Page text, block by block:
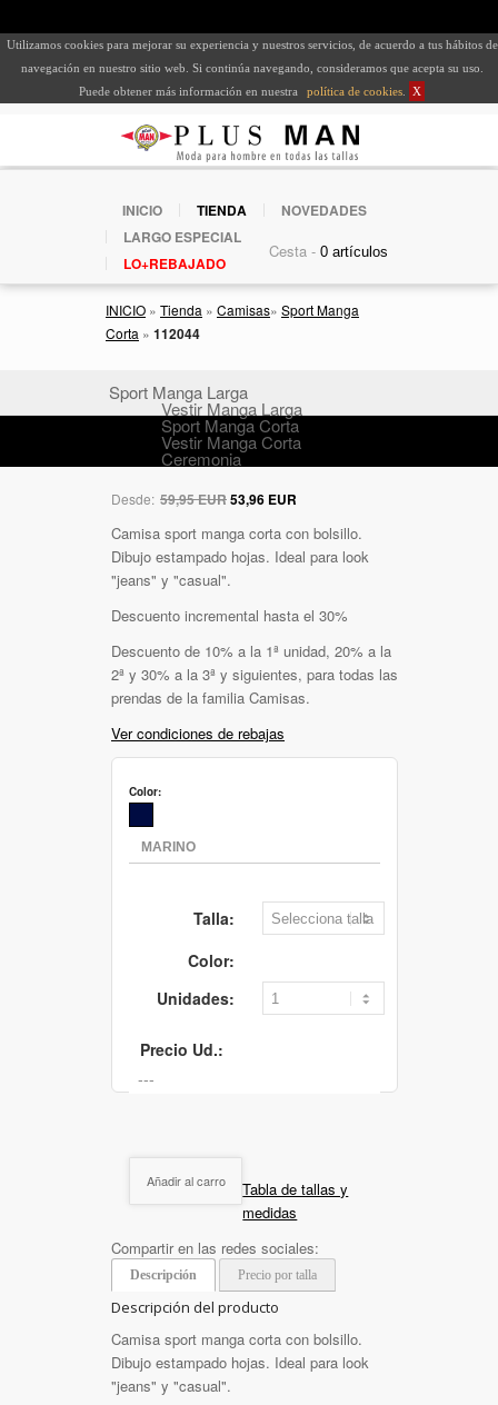
Utilizamos cookies para mejorar su experiencia y nuestros servicios, de acuerdo a tus hábitos de
navegación en nuestro sitio web. Si continúa navegando, consideramos que acepta su uso.
Puede obtener más información en nuestra
política de cookies X
INICIO TIENDA
NOVEDADES
LARGO ESPECIAL
LO+REBAJADO
Cesta -
INICIO » Tienda » Camisas» Sport Manga
Corta » 112044
Sport Manga Larga
Vestir Manga Larga
Sport Manga Corta
Vestir Manga Corta
Ceremonia
Desde: 59,95 EUR53,96 EUR
Camisa sport manga corta con bolsillo.
Dibujo estampado hojas. Ideal para look
"jeans" y "casual".
Descuento incremental hasta el 30%
Descuento de 10% a la 1ª unidad, 20% a la
2ª y 30% a la 3ª y siguientes, para todas las
prendas de la familia Camisas.
Ver condiciones de rebajas
Color:
Talla:
Color:
Unidades:
Precio Ud.:
Añadir al carro
Tabla de tallas y
medidas
Compartir en las redes sociales:
Descripción Precio por talla
Descripción del producto
Camisa sport manga corta con bolsillo.
Dibujo estampado hojas. Ideal para look
"jeans" y "casual".